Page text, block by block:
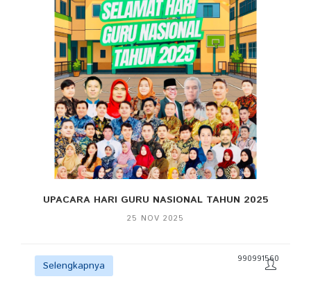
UPACARA HARI GURU NASIONAL TAHUN 2025
25 NOV 2025
Selengkapnya 990991560